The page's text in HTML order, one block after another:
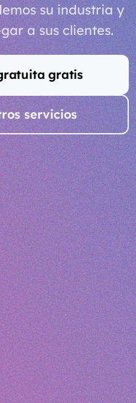
su industria y
a sus clientes.
gratis
servicios